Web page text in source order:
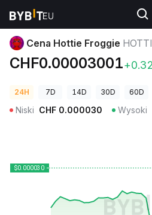
Ceny kryptowalut Cena Hottie
Cena Hottie Froggie
CHF0.00003001
24H 7D 14D 30D 60D
Niski CHF 0.000030 Wysoki